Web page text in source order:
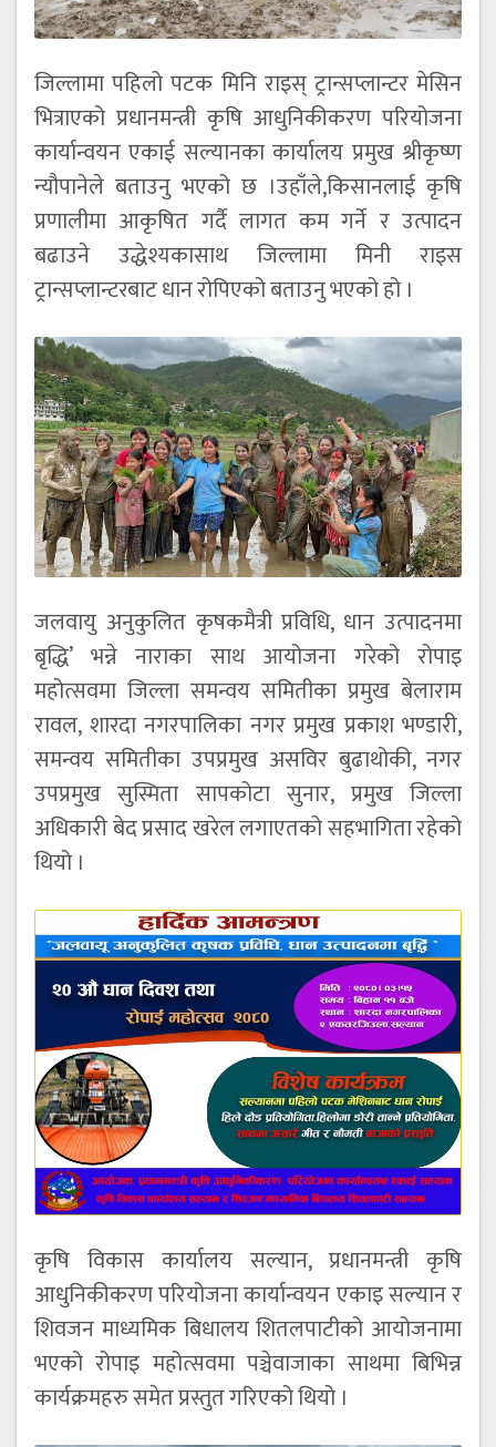
जिल्लामा पहिलो पटक मिनि राइस् ट्रान्सप्लान्टर मेसिन
भित्राएको प्रधानमन्त्री कृषि आधुनिकीकरण परियोजना
कार्यान्वयन एकाई सल्यानका कार्यालय प्रमुख श्रीकृष्ण
न्यौपानेले बताउनु भएको छ ।उहाँले,किसानलाई कृषि
प्रणालीमा आकृषित गर्दै लागत कम गर्ने र उत्पादन
बढाउने उद्धेश्यकासाथ जिल्लामा मिनी राइस
ट्रान्सप्लान्टरबाट धान रोपिएको बताउनु भएको हो ।
जलवायु अनुकुलित कृषकमैत्री प्रविधि, धान उत्पादनमा
बृद्धि’ भन्ने नाराका साथ आयोजना गरेको रोपाइ
महोत्सवमा जिल्ला समन्वय समितीका प्रमुख बेलाराम
रावल, शारदा नगरपालिका नगर प्रमुख प्रकाश भण्डारी,
समन्वय समितीका उपप्रमुख असविर बुढाथोकी, नगर
उपप्रमुख सुस्मिता सापकोटा सुनार, प्रमुख जिल्ला
अधिकारी बेद प्रसाद खरेल लगाएतको सहभागिता रहेको
थियो ।
कृषि विकास कार्यालय सल्यान, प्रधानमन्त्री कृषि
आधुनिकीकरण परियोजना कार्यान्वयन एकाइ सल्यान र
शिवजन माध्यमिक बिधालय शितलपाटीको आयोजनामा
भएको रोपाइ महोत्सवमा पञ्चेवाजाका साथमा बिभिन्न
कार्यक्रमहरु समेत प्रस्तुत गरिएको थियो ।